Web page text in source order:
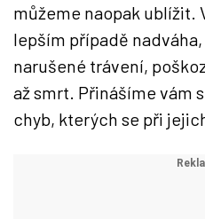
můžeme naopak ublížit.
lepším případě
narušené trávení,
až smrt. Přinášíme vám
chyb, kterých se při